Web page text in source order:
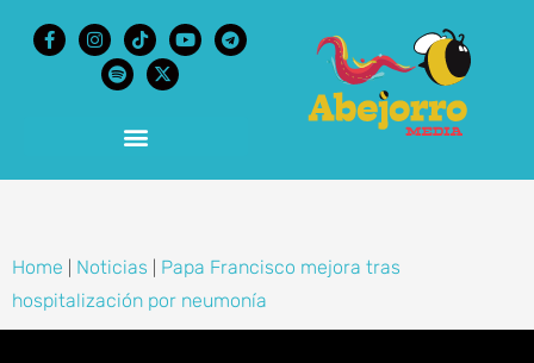
Home Noticias
Papa Francisco mejora tras
hospitalización por neumonía